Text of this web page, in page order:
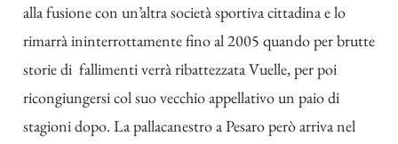
alla fusione con un’altra società sportiva cittadina e lo
rimarrà ininterrottamente fino al 2005 quando per brutte
storie di fallimenti verrà ribattezzata Vuelle, per poi
ricongiungersi col suo vecchio appellativo un paio di
stagioni dopo. La pallacanestro a Pesaro però arriva nel